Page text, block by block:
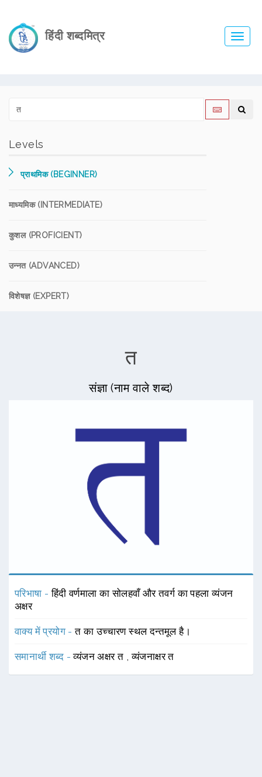
हिंदी शब्दमित्र
Levels
प्राथमिक (BEGINNER)
माध्यमिक (INTERMEDIATE)
कुशल (PROFICIENT)
उन्नत (ADVANCED)
विशेषज्ञ (EXPERT)
त
संज्ञा (नाम वाले शब्द)
परिभाषा -हिंदी वर्णमाला का सोलहवाँ और तवर्ग का पहला व्यंजन
अक्षर
वाक्य में प्रयोग -त का उच्चारण स्थल दन्तमूल है।
समानार्थी शब्द -व्यंजन अक्षर त ,व्यंजनाक्षर त